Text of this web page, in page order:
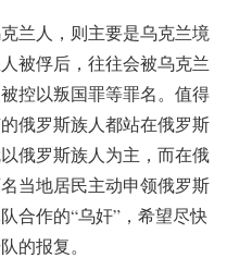
兰人，则主要是乌克兰境
被俘后，往往会被乌克兰
控以叛国罪等罪名。值得
俄罗斯族人都站在俄罗斯
俄罗斯族人为主，而在俄
当地居民主动申领俄罗斯
合作的“乌奸”，希望尽快
的报复。